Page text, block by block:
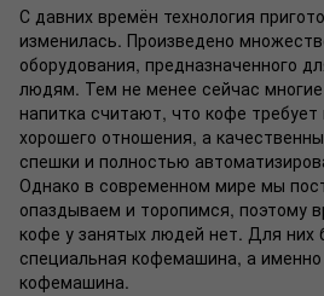
С давних времён технология
изменилась. Произведено
оборудования, предназначенного
людям. Тем не менее сейчас
напитка считают, что кофе
хорошего отношения, а
спешки и полностью
Однако в современном мире мы
опаздываем и торопимся, поэтому
кофе у занятых людей нет. Для них
специальная кофемашина, а
кофемашина.